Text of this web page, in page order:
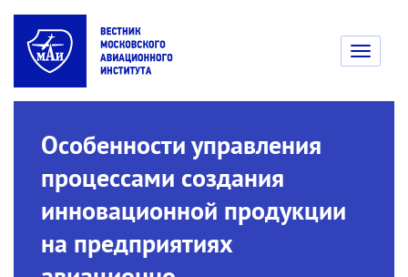
Toggle
Особенности управления
процессами создания
инновационной продукции
на предприятиях